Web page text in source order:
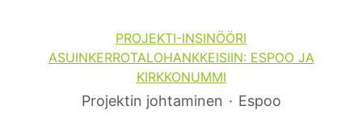
PROJEKTI-INSINÖÖRI
ASUINKERROTALOHANKKEISIIN: ESPOO JA
KIRKKONUMMI
Projektin johtaminen · Espoo